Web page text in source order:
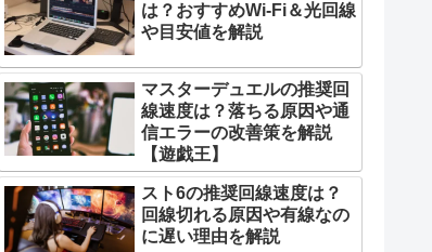
光回線3：So-net 光 (auひかり)
光回線4：ドコモ光
は？おすすめWi-Fi＆光回線
や目安値を解説
マスターデュエルの推奨回
線速度は？落ちる原因や通
信エラーの改善策を解説
【遊戯王】
スト6の推奨回線速度は？
回線切れる原因や有線なの
に遅い理由を解説